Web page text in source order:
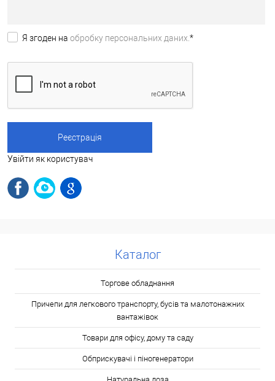
Я згоден на обробку персональних даних. *
Увійти як користувач
Каталог
Торгове обладнання
Причепи для легкового транспорту, бусів та малотонажних
вантажівок
Товари для офісу, дому та саду
Обприскувачі і піногенератори